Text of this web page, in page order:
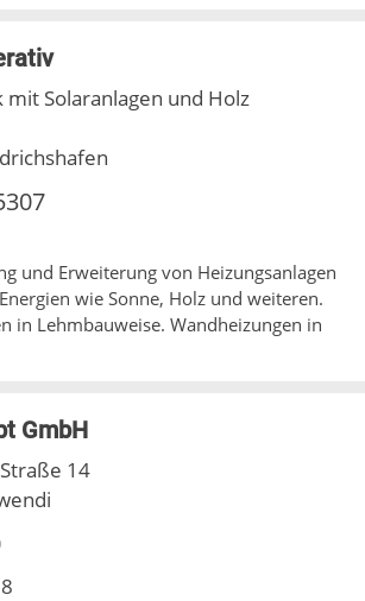
Solaranlagen und Holz
und Erweiterung von Heizungsanlagen
wie Sonne, Holz und weiteren.
in Lehmbauweise. Wandheizungen in
GmbH
14